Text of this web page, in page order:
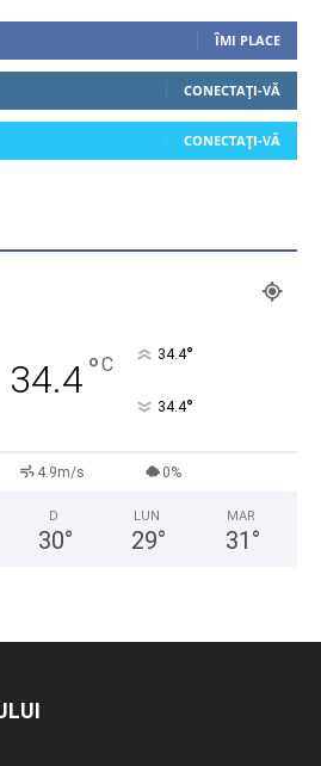
ÎMI PLACE
CONECTAȚI-VĂ
CONECTAȚI-VĂ
34.4°C 34.4°
34.4°
4.9m/s 0%
D
30°
LUN
29°
MAR
31 °